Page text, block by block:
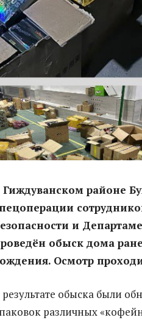
Гиждуванском районе
и
обыск дома
Осмотр
обыска были
различных